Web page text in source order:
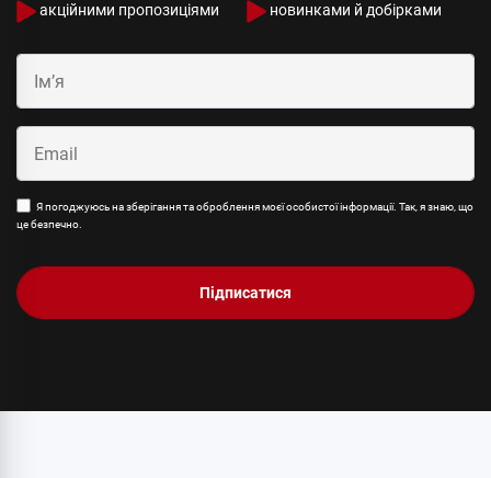
акційними пропозиціями новинками й добірками
Я погоджуюсь на зберігання та оброблення моєї особистої інформації. Так, я знаю, що
це безпечно.
Підписатися